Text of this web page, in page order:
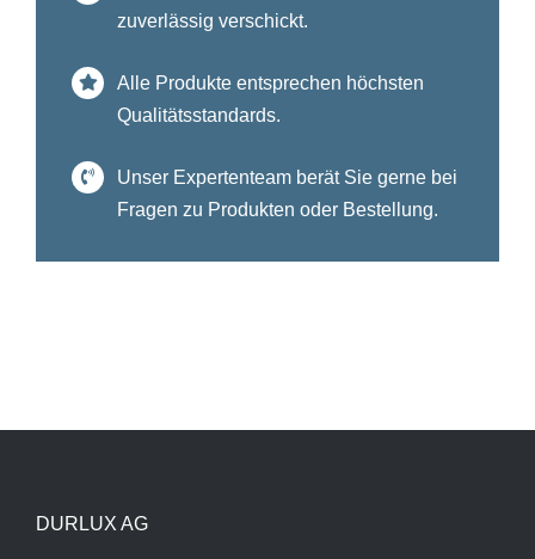
zuverlässig verschickt.
Alle Produkte entsprechen höchsten
Qualitätsstandards.
Unser Expertenteam berät Sie gerne bei
Fragen zu Produkten oder Bestellung.
DURLUX AG